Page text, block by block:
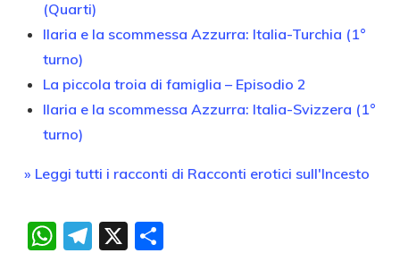
(Quarti)
Ilaria e la scommessa Azzurra: Italia-Turchia (1°
turno)
La piccola troia di famiglia – Episodio 2
Ilaria e la scommessa Azzurra: Italia-Svizzera (1°
turno)
» Leggi tutti i racconti di Racconti erotici sull'Incesto
WhatsApp
Telegram
X Condividi